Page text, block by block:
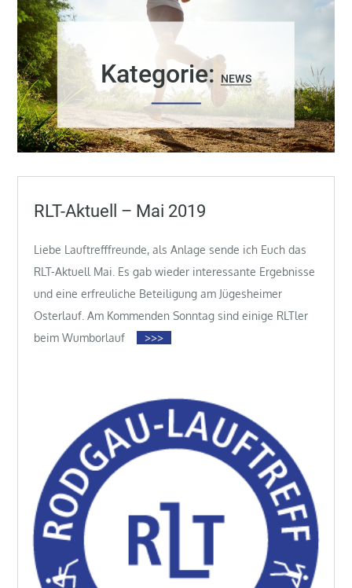
Kategorie: NEWS
RLT-Aktuell – Mai 2019
Liebe Lauftrefffreunde, als Anlage sende ich Euch das
RLT-Aktuell Mai. Es gab wieder interessante Ergebnisse
und eine erfreuliche Beteiligung am Jügesheimer
Osterlauf. Am Kommenden Sonntag sind einige RLTler
beim Wumborlauf
>>>